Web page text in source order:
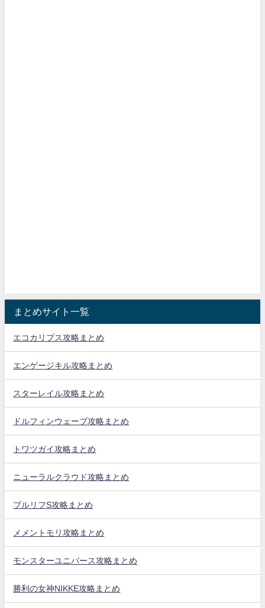
まとめサイト一覧
エコカリプス攻略まとめ
エンゲージキル攻略まとめ
スターレイル攻略まとめ
ドルフィンウェーブ攻略まとめ
トワツガイ攻略まとめ
ニューラルクラウド攻略まとめ
ブルリフS攻略まとめ
メメントモリ攻略まとめ
モンスターユニバース攻略まとめ
勝利の女神NIKKE攻略まとめ